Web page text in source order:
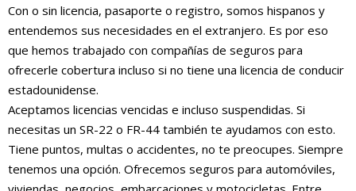
Con o sin licencia, pasaporte o registro, somos hispanos y
entendemos sus necesidades en el extranjero. Es por eso
que hemos trabajado con compañías de seguros para
ofrecerle cobertura incluso si no tiene una licencia de conducir
estadounidense.
Aceptamos licencias vencidas e incluso suspendidas. Si
necesitas un SR-22 o FR-44 también te ayudamos con esto.
Tiene puntos, multas o accidentes, no te preocupes. Siempre
tenemos una opción. Ofrecemos seguros para automóviles,